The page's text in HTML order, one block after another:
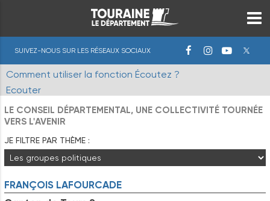
SUIVEZ-NOUS SUR LES RÉSEAUX SOCIAUX
Comment utiliser la fonction Écoutez ?
Ecouter
LE CONSEIL DÉPARTEMENTAL, UNE COLLECTIVITÉ TOURNÉE
VERS L'AVENIR
JE FILTRE PAR THÈME :
FRANÇOIS LAFOURCADE